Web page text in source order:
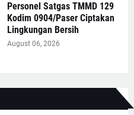
Personel Satgas TMMD 129
Kodim 0904/Paser Ciptakan
Lingkungan Bersih
August 06, 2026